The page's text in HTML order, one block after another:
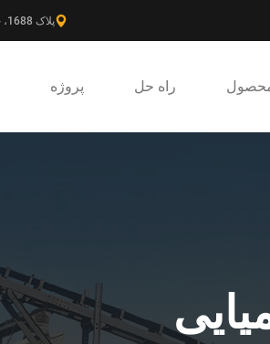
پلاک 1688، جاده شرقی گائوکه، ناحیه جدید پودونگ، شانگهای، چین.
راه حل پروژه